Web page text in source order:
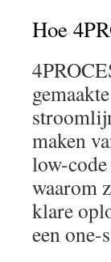
Hoe
maken
low-
waarom
klare
een